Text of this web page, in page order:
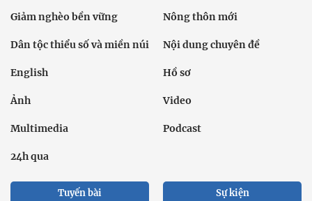
Giảm nghèo bền vững Nông thôn mới
Dân tộc thiểu số và miền núi Nội dung chuyên đề
English Hồ sơ
Ảnh Video
Multimedia Podcast
24h qua
Tuyến bài Sự kiện